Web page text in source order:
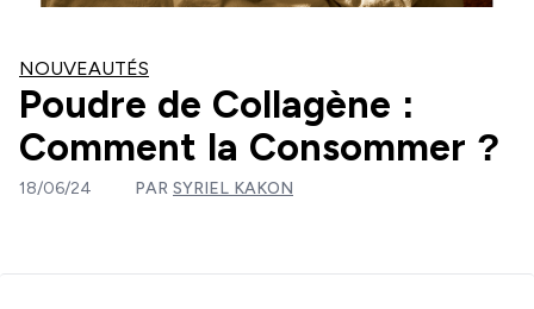
NOUVEAUTÉS
Poudre de Collagène :
Comment la Consommer ?
18/06/24 PAR SYRIEL KAKON